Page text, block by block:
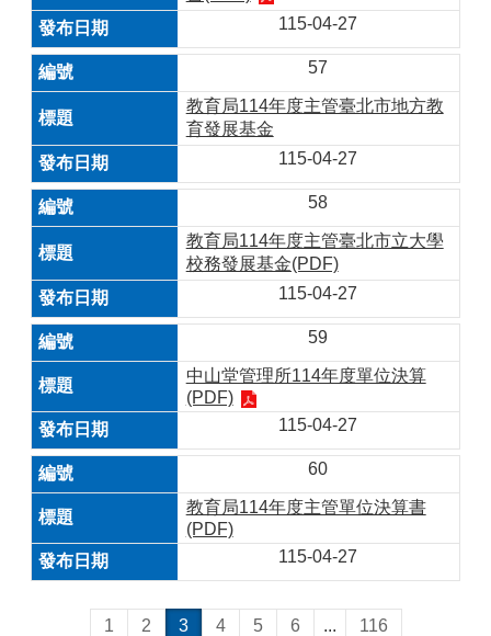
115-04-27
57
教育局114年度主管臺北市地方教
育發展基金
115-04-27
58
教育局114年度主管臺北市立大學
校務發展基金(PDF)
115-04-27
59
中山堂管理所114年度單位決算
(PDF)
115-04-27
60
教育局114年度主管單位決算書
(PDF)
115-04-27
1 2 3 4 5 6 ... 116